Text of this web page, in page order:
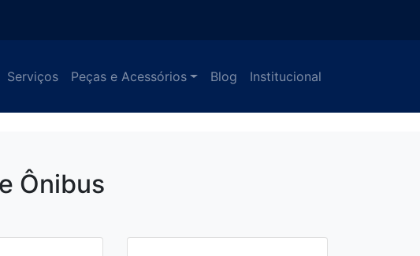
Serviços Peças e Acessórios Blog Institucional
Ônibus